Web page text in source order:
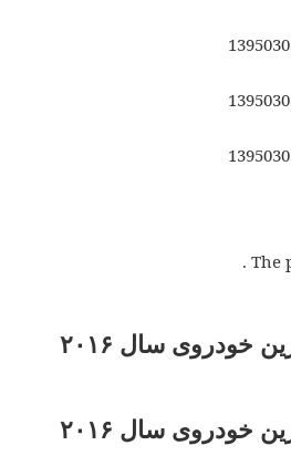
The
خودروی سال ۲۰۱۶
خودروی سال ۲۰۱۶